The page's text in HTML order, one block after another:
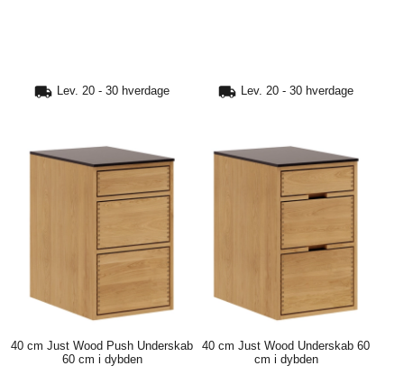
Lev. 20 - 30 hverdage
40 cm Just Wood Push Underskab
60 cm i dybden
Lev. 20 - 30 hverdage
40 cm Just Wood Underskab 60
cm i dybden